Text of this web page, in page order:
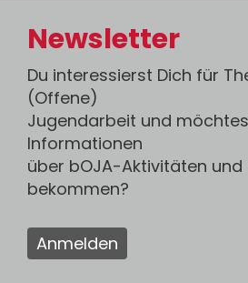
Newsletter
Du interessierst Dich für
(Offene)
Jugendarbeit und
Informationen
über bOJA-Aktivitäten
bekommen?
Anmelden